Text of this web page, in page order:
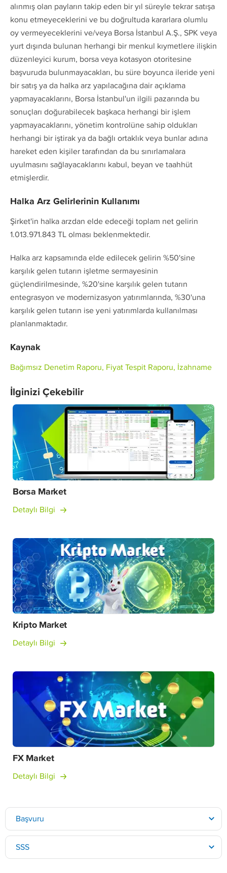
alınmış olan payların takip eden bir yıl süreyle tekrar satışa
konu etmeyeceklerini ve bu doğrultuda kararlara olumlu
oy vermeyeceklerini ve/veya Borsa İstanbul A.Ş., SPK veya
yurt dışında bulunan herhangi bir menkul kıymetlere ilişkin
düzenleyici kurum, borsa veya kotasyon otoritesine
başvuruda bulunmayacakları, bu süre boyunca ileride yeni
bir satış ya da halka arz yapılacağına dair açıklama
yapmayacaklarını, Borsa İstanbul'un ilgili pazarında bu
sonuçları doğurabilecek başkaca herhangi bir işlem
yapmayacaklarını, yönetim kontrolüne sahip oldukları
herhangi bir iştirak ya da bağlı ortaklık veya bunlar adına
hareket eden kişiler tarafından da bu sınırlamalara
uyulmasını sağlayacaklarını kabul, beyan ve taahhüt
etmişlerdir.
Halka Arz Gelirlerinin Kullanımı
Şirket'in halka arzdan elde edeceği toplam net gelirin
1.013.971.843 TL olması beklenmektedir.
Halka arz kapsamında elde edilecek gelirin %50'sine
karşılık gelen tutarın işletme sermayesinin
güçlendirilmesinde, %20'sine karşılık gelen tutarın
entegrasyon ve modernizasyon yatırımlarında, %30'una
karşılık gelen tutarın ise yeni yatırımlarda kullanılması
planlanmaktadır.
Kaynak
Bağımsız Denetim Raporu, Fiyat Tespit Raporu, İzahname
İlginizi Çekebilir
Borsa Market
Detaylı Bilgi
Kripto Market
Detaylı Bilgi
FX Market
Detaylı Bilgi
Başvuru
SSS